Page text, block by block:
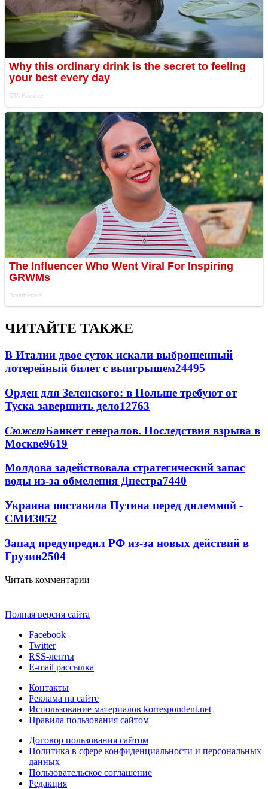
ЧИТАЙТЕ ТАКЖЕ
В Италии двое суток искали выброшенный
лотерейный билет с выигрышем24495
Орден для Зеленского: в Польше требуют от
Туска завершить дело12763
СюжетБанкет генералов. Последствия взрыва в
Москве9619
Молдова задействовала стратегический запас
воды из-за обмеления Днестра7440
Украина поставила Путина перед дилеммой -
СМИ3052
Запад предупредил РФ из-за новых действий в
Грузии2504
Читать комментарии
Полная версия сайта
Facebook
Twitter
RSS-ленты
E-mail рассылка
Контакты
Реклама на сайте
Использование материалов korrespondent.net
Правила пользования сайтом
Договор пользования сайтом
Политика в сфере конфиденциальности и персональных
данных
Пользовательское соглашение
Редакция